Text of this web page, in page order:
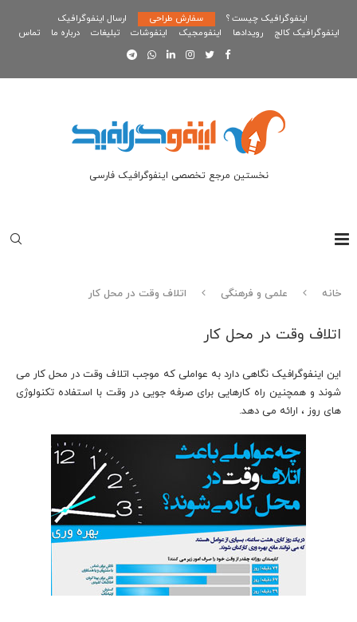
اینفوگرافیک چیست ؟ سفارش طراحی
ارسال اینفوگرافیک
اینفوگرافیک کالج
رویدادها اینفومجیک اینفوشات تبلیغات درباره ما تماس
نخستین مرجع تخصصی اینفوگرافیک فارسی
خانه علمی و فرهنگی اتلاف وقت در محل کار
اتلاف وقت در محل کار
این اینفوگرافیک نگاهی دارد به عواملی که موجب اتلاف وقت در محل کار می
شوند و همچنین راه کارهایی برای صرفه جویی در وقت با استفاده تکنولوژی
های روز ، ارائه می دهد.